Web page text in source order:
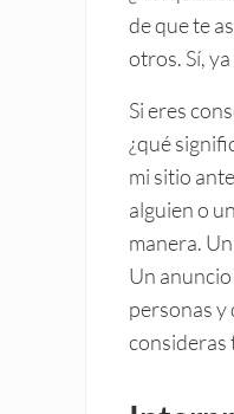
de que te
otros. Sí,
Si eres
¿qué
mi sitio
alguien o
manera.
Un
personas y
consideras